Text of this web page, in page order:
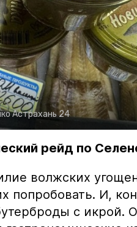
Астрахань 24
рейд по
волжских
попробовать. И,
с икрой.